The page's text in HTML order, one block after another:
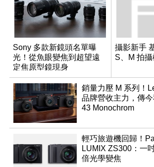
Sony 多款新鏡頭名單曝
光！從魚眼變焦到超望遠
定焦原型鏡現身
攝影新手
S、M 拍
銷量力壓 M 系列！
品牌營收主力，傳
43 Monochrom
輕巧旅遊機回歸！
LUMIX ZS300：一
倍光學變焦